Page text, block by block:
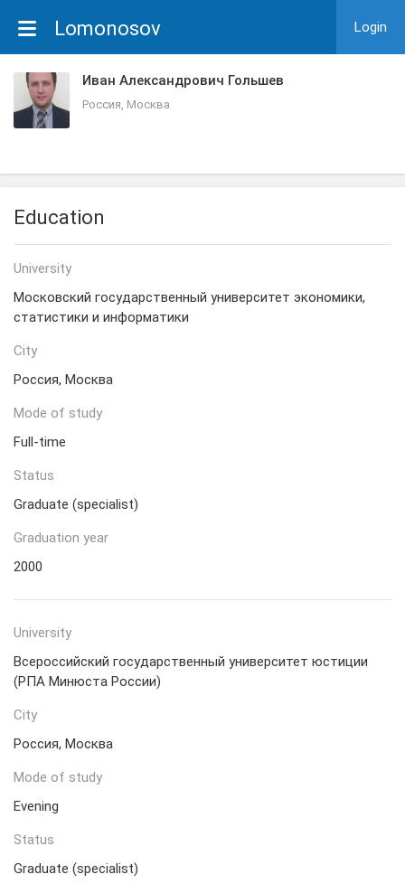
Lomonosov Login
Иван Александрович Гольшев
Россия, Москва
Education
University
Московский государственный университет экономики,
статистики и информатики
City
Россия, Москва
Mode of study
Full-time
Status
Graduate (specialist)
Graduation year
2000
University
Всероссийский государственный университет юстиции
(РПА Минюста России)
City
Россия, Москва
Mode of study
Evening
Status
Graduate (specialist)